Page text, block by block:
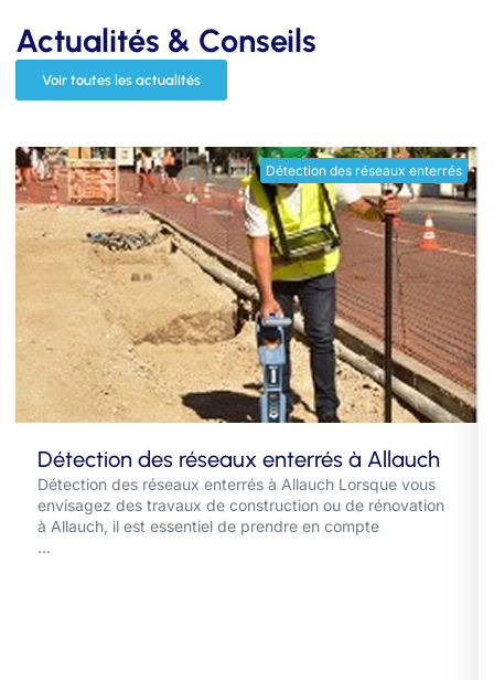
Actualités & Conseils
Voir toutes les actualités
Détection des réseaux enterrés
Détection des réseaux enterrés à Allauch
Détection des réseaux enterrés à Allauch Lorsque vous
envisagez des travaux de construction ou de rénovation
à Allauch, il est essentiel de prendre en compte
...